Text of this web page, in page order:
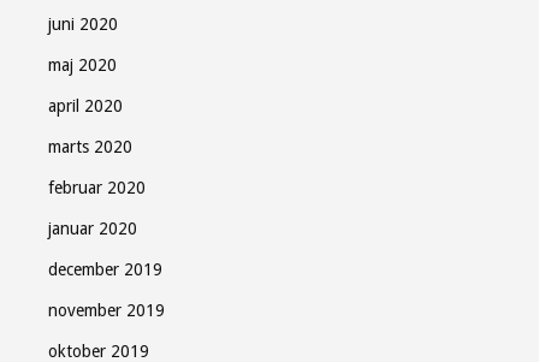
juni 2020
maj 2020
april 2020
marts 2020
februar 2020
januar 2020
december 2019
november 2019
oktober 2019